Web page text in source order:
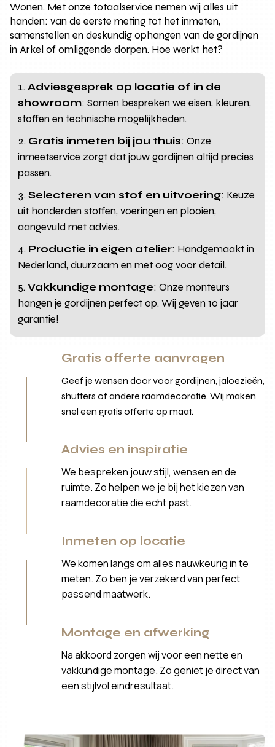
Wonen. Met onze totaalservice nemen wij alles uit
handen: van de eerste meting tot het inmeten,
samenstellen en deskundig ophangen van de gordijnen
in Arkel of omliggende dorpen. Hoe werkt het?
Adviesgesprek op locatie of in de
showroom: Samen bespreken we eisen, kleuren,
stoffen en technische mogelijkheden.
Gratis inmeten bij jou thuis: Onze
inmeetservice zorgt dat jouw gordijnen altijd precies
passen.
Selecteren van stof en uitvoering: Keuze
uit honderden stoffen, voeringen en plooien,
aangevuld met advies.
Productie in eigen atelier: Handgemaakt in
Nederland, duurzaam en met oog voor detail.
Vakkundige montage: Onze monteurs
hangen je gordijnen perfect op. Wij geven 10 jaar
garantie!
Gratis offerte aanvragen
Geef je wensen door voor gordijnen, jaloezieën,
shutters of andere raamdecoratie. Wij maken
snel een gratis offerte op maat.
Advies en inspiratie
We bespreken jouw stijl, wensen en de
ruimte. Zo helpen we je bij het kiezen van
raamdecoratie die echt past.
Inmeten op locatie
We komen langs om alles nauwkeurig in te
meten. Zo ben je verzekerd van perfect
passend maatwerk.
Montage en afwerking
Na akkoord zorgen wij voor een nette en
vakkundige montage. Zo geniet je direct van
een stijlvol eindresultaat.